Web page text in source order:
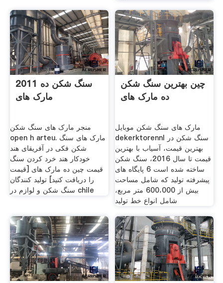
2011 سنگ شکن ده
مارک های
منجر مارک های سنگ شکن
open h arteu. مارک های سنگ
شکن فکی در آفریقای هند
خودکار هند خرد کردن سنگ
قیمت چین ده مارک های [قیمت
را دریافت کنید] تولید کنندگان
سنگ شکن و لوازم در chile
چین بهترین سنگ شکن
ده مارک های
مارک های سنگ شکن موبایل
dekerktorennl سنگ شکن در
بهترین قیمت، آسیاب با بهترین
قیمت تا سال 2016، سنگ شکن
ساخته شده است 6 پایگاه های
پیشرفته تولید که شامل مساحت
بیش از 600،000 متر مربع،
شامل انواع خط تولید